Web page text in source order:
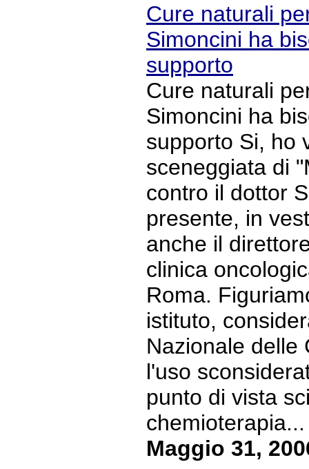
Cure naturali
Simoncini ha
supporto
Cure naturali
Simoncini ha
supporto Si, ho
sceneggiata di
contro il dottor
presente, in
anche il
clinica
Roma.
istituto,
Nazionale delle
l'uso
punto di vista
Maggio 31,